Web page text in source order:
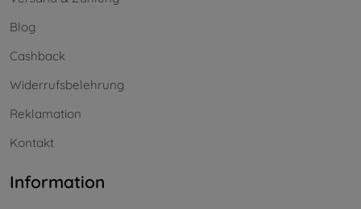
Blog
Cashback
Widerrufsbelehrung
Reklamation
Kontakt
Information